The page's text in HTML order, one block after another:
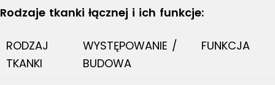
Rodzaje tkanki łącznej i ich funkcje:
RODZAJ
TKANKI
WYSTĘPOWANIE /
BUDOWA
FUNKCJA